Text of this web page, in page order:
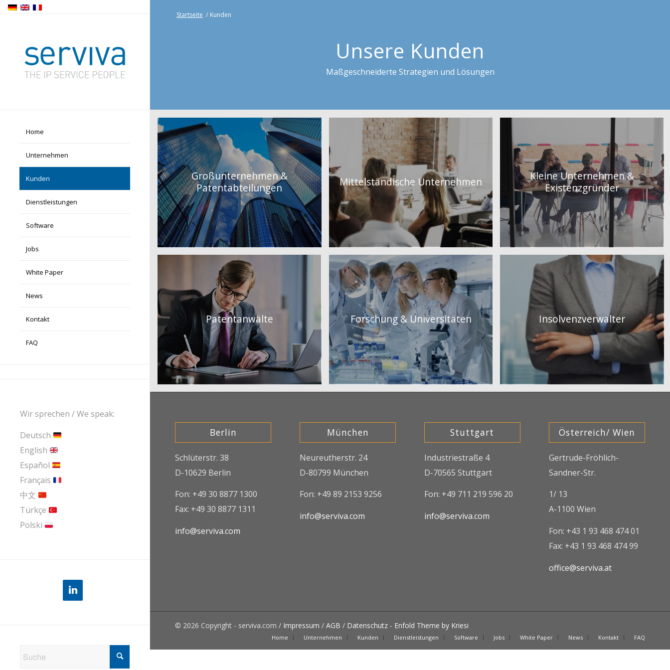
Home
Unternehmen
Kunden
Dienstleistungen
Software
Jobs
White Paper
News
Kontakt
FAQ
Wir sprechen / We speak:
Deutsch
English
Español
Français
中文
Türkçe
Polski
Startseite / Kunden
Unsere Kunden
Maßgeschneiderte Strategien und Lösungen
Großunternehmen &
Patentabteilungen
Mittelständische Unternehmen
Kleine Unternehmen &
Existenzgründer
Patentanwälte Forschung & Universitäten Insolvenzverwalter
Berlin
Schlüterstr. 38
D-10629 Berlin
Fon: +49 30 8877 1300
Fax: +49 30 8877 1311
info@serviva.com
München
Neureutherstr. 24
D-80799 München
Fon: +49 89 2153 9256
info@serviva.com
Stuttgart
Industriestraße 4
D-70565 Stuttgart
Fon: +49 711 219 596 20
info@serviva.com
Österreich/ Wien
Gertrude-Fröhlich-
Sandner-Str.
1/ 13
A-1100 Wien
Fon: +43 1 93 468 474 01
Fax: +43 1 93 468 474 99
office@serviva.at
© 2026 Copyright - serviva.com / Impressum / AGB / Datenschutz - Enfold Theme by Kriesi
Home Unternehmen Kunden Dienstleistungen Software Jobs White Paper News Kontakt FAQ